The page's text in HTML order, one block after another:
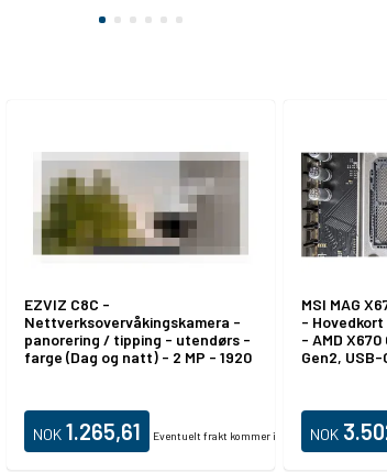
tillegg.
EZVIZ C8C -
Nettverksovervåkingskamera -
panorering / tipping - utendørs -
farge (Dag og natt) - 2 MP - 1920
LAN 10/100 - H.264, H.265 - DC
12 V
NOK 1.265,61 Eventuelt frakt kommer i tillegg.
MSI MAG
- Hovedkort
- AMD
Gen2, USB-
innbygd
HD-lyd (8-
NOK